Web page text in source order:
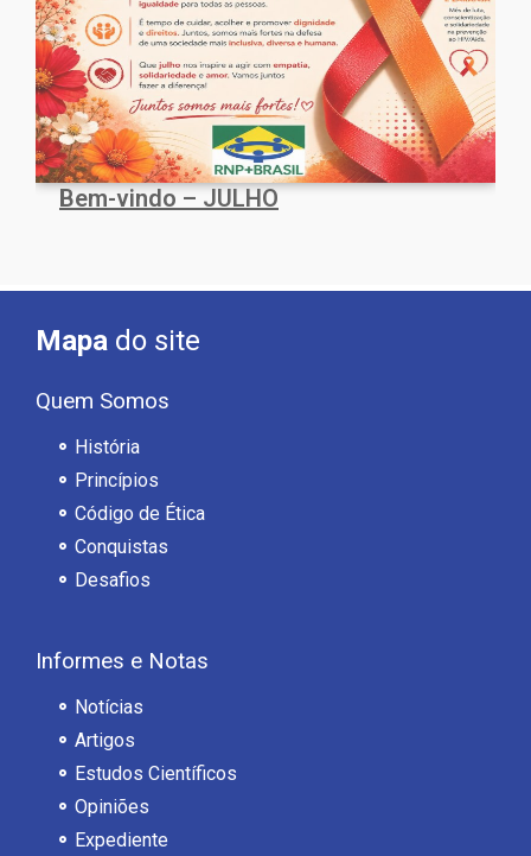
Bem-vindo – JULHO
Mapa do site
Quem Somos
História
Princípios
Código de Ética
Conquistas
Desafios
Informes e Notas
Notícias
Artigos
Estudos Científicos
Opiniões
Expediente